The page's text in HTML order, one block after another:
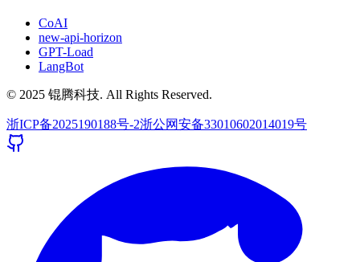
CoAI
new-api-horizon
GPT-Load
LangBot
© 2025 锟腾科技. All Rights Reserved.
浙ICP备2025190188号-2浙公网安备33010602014019号